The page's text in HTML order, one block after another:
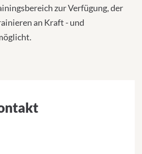
zur Verfügung, der
an Kraft - und